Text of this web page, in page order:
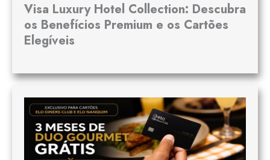
Visa Luxury Hotel Collection: Descubra
os Benefícios Premium e os Cartões
Elegíveis